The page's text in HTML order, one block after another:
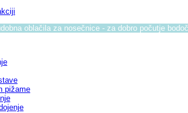
oblačila za nosečnice - za dobro počutje
pižame